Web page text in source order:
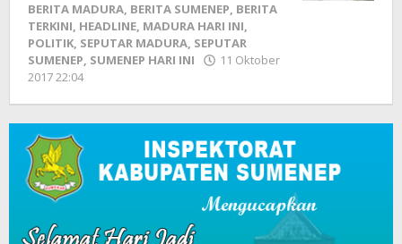
BERITA MADURA, BERITA SUMENEP, BERITA
TERKINI, HEADLINE, MADURA HARI INI,
POLITIK, SEPUTAR MADURA, SEPUTAR
SUMENEP, SUMENEP HARI INI
11 Oktober
2017 22:04